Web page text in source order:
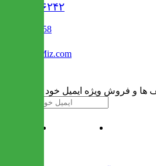
۰۲۱۹۱۳۰۶۲۴۲
02122509458
Info@IranMiz.com
ها و فروش ویژه ایمیل خود را وارد کنید